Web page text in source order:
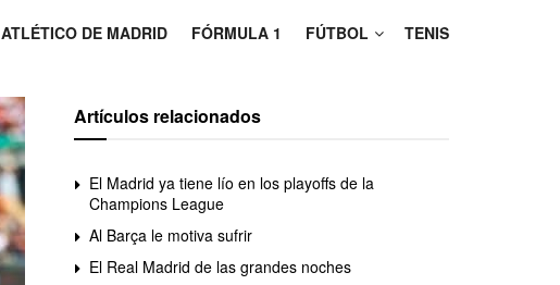
ATLÉTICO DE MADRID FÓRMULA 1 FÚTBOL TENIS
Artículos relacionados
El Madrid ya tiene lío en los playoffs de la
Champions League
Al Barça le motiva sufrir
El Real Madrid de las grandes noches